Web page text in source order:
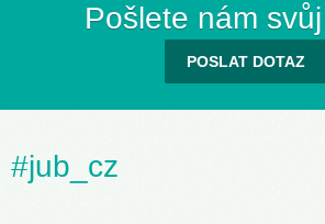
Pošlete nám
POSLAT DOTAZ
#jub_cz